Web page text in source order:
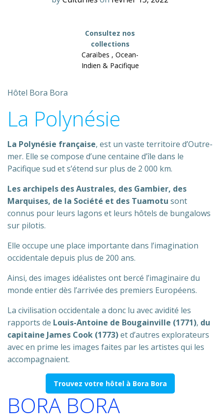
Consultez nos
collections
Caraïbes , Ocean-
Indien & Pacifique
Hôtel Bora Bora
La Polynésie
La Polynésie française, est un vaste territoire d’Outre-
mer. Elle se compose d’une centaine d’île dans le
Pacifique sud et s’étend sur plus de 2 000 km.
Les archipels des Australes, des Gambier, des
Marquises, de la Société et des Tuamotu sont
connus pour leurs lagons et leurs hôtels de bungalows
sur pilotis.
Elle occupe une place importante dans l’imagination
occidentale depuis plus de 200 ans.
Ainsi, des images idéalistes ont bercé l’imaginaire du
monde entier dès l’arrivée des premiers Européens.
La civilisation occidentale a donc lu avec avidité les
rapports de Louis-Antoine de Bougainville (1771), du
capitaine James Cook (1773)et d’autres explorateurs
avec en prime les images faites par les artistes qui les
accompagnaient.
Trouvez votre hôtel à Bora Bora
BORA BORA